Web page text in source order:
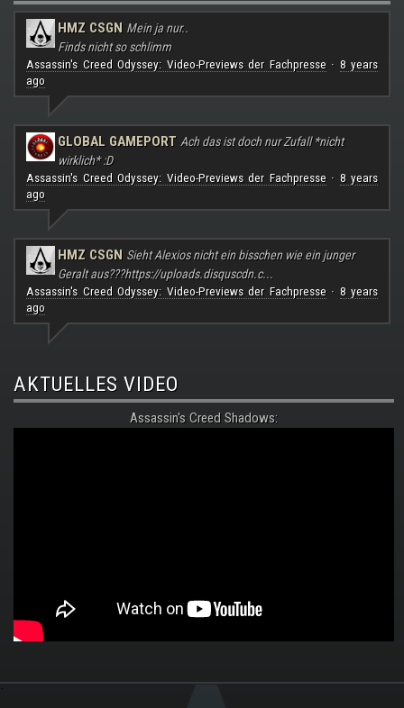
HMZ CSGN Mein ja nur..
Finds nicht so schlimm
Assassin's Creed Odyssey: Video-Previews der Fachpresse· 8 years
ago
GLOBAL GAMEPORT Ach das ist doch nur Zufall *nicht
wirklich* :D
Assassin's Creed Odyssey: Video-Previews der Fachpresse· 8 years
ago
HMZ CSGN Sieht Alexios nicht ein bisschen wie ein junger
Geralt aus???https://uploads.disquscdn.c...
Assassin's Creed Odyssey: Video-Previews der Fachpresse· 8 years
ago
AKTUELLES VIDEO
Assassin's Creed Shadows:
.